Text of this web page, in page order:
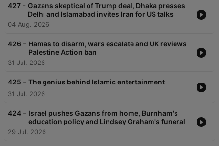
427 - Gazans skeptical of Trump deal, Dhaka presses
Delhi and Islamabad invites Iran for US talks
04 Aug. 2026
426 - Hamas to disarm, wars escalate and UK reviews
Palestine Action ban
31 Jul. 2026
425 - The genius behind Islamic entertainment
31 Jul. 2026
424 - Israel pushes Gazans from home, Burnham's
education policy and Lindsey Graham's funeral
29 Jul. 2026